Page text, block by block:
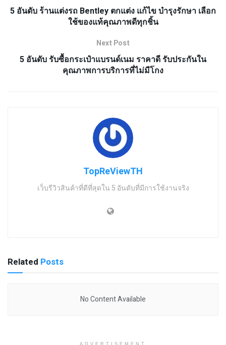
5 อันดับ ร้านแต่งรถ Bentley ตกแต่ง แก้ไข บำรุงรักษา เลือก
ใช้ของแท้คุณภาพดีทุกชิ้น
Next Post
5 อันดับ รับซื้อกระเป๋าแบรนด์เนม ราคาดี รับประกันใน
คุณภาพการบริการที่ไม่มีโกง
TopReViewTH
เว็บรีวิวสินค้าที่ดีที่สุดใน 5 อันดับที่มีการใช้งานจริง
Related Posts
No Content Available